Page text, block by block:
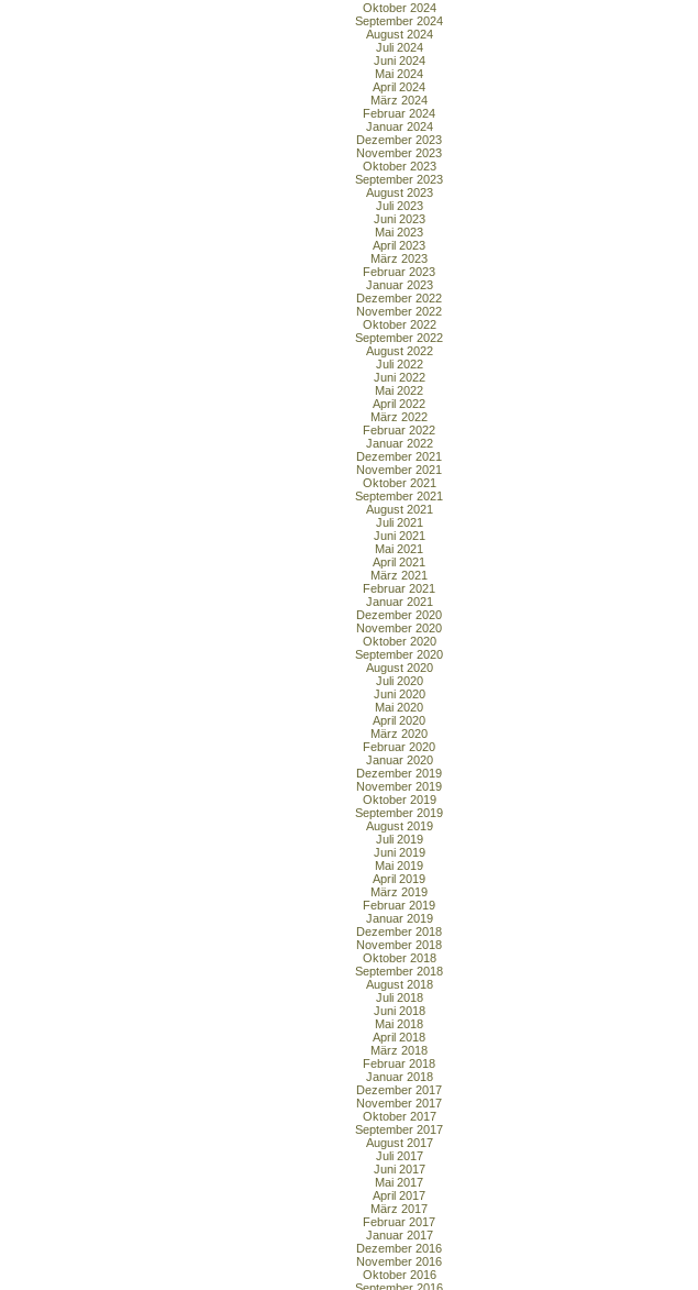
Oktober 2024
September 2024
August 2024
Juli 2024
Juni 2024
Mai 2024
April 2024
März 2024
Februar 2024
Januar 2024
Dezember 2023
November 2023
Oktober 2023
September 2023
August 2023
Juli 2023
Juni 2023
Mai 2023
April 2023
März 2023
Februar 2023
Januar 2023
Dezember 2022
November 2022
Oktober 2022
September 2022
August 2022
Juli 2022
Juni 2022
Mai 2022
April 2022
März 2022
Februar 2022
Januar 2022
Dezember 2021
November 2021
Oktober 2021
September 2021
August 2021
Juli 2021
Juni 2021
Mai 2021
April 2021
März 2021
Februar 2021
Januar 2021
Dezember 2020
November 2020
Oktober 2020
September 2020
August 2020
Juli 2020
Juni 2020
Mai 2020
April 2020
März 2020
Februar 2020
Januar 2020
Dezember 2019
November 2019
Oktober 2019
September 2019
August 2019
Juli 2019
Juni 2019
Mai 2019
April 2019
März 2019
Februar 2019
Januar 2019
Dezember 2018
November 2018
Oktober 2018
September 2018
August 2018
Juli 2018
Juni 2018
Mai 2018
April 2018
März 2018
Februar 2018
Januar 2018
Dezember 2017
November 2017
Oktober 2017
September 2017
August 2017
Juli 2017
Juni 2017
Mai 2017
April 2017
März 2017
Februar 2017
Januar 2017
Dezember 2016
November 2016
Oktober 2016